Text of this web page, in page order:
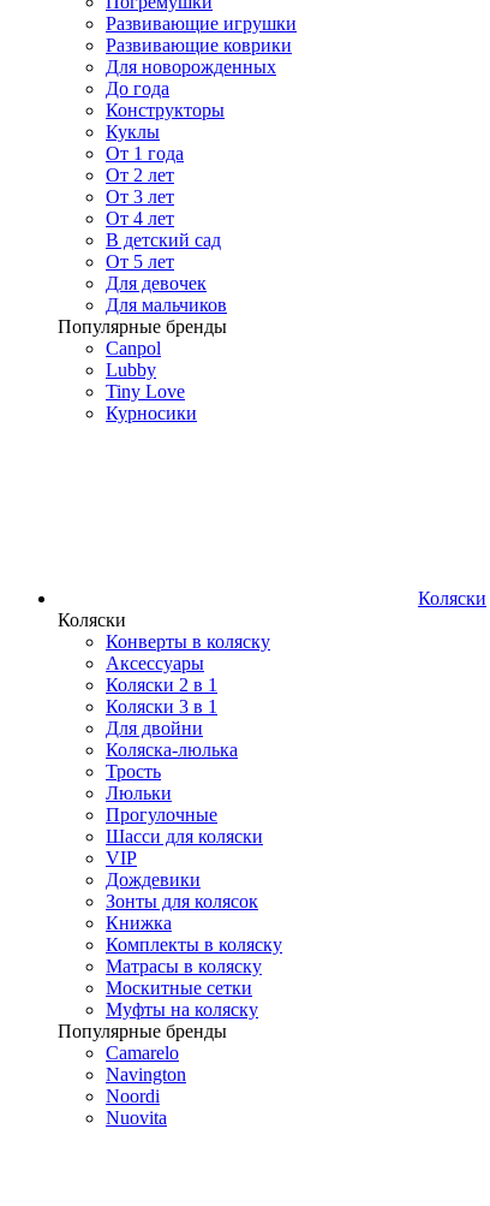
Развивающие игрушки
Развивающие коврики
Для новорожденных
До года
Конструкторы
Куклы
От 1 года
От 2 лет
От 3 лет
От 4 лет
В детский сад
От 5 лет
Для девочек
Для мальчиков
Популярные бренды
Canpol
Lubby
Tiny Love
Курносики
Коляски
Коляски
Конверты в коляску
Аксессуары
Коляски 2 в 1
Коляски 3 в 1
Для двойни
Коляска-люлька
Трость
Люльки
Прогулочные
Шасси для коляски
VIP
Дождевики
Зонты для колясок
Книжка
Комплекты в коляску
Матрасы в коляску
Москитные сетки
Муфты на коляску
Популярные бренды
Camarelo
Navington
Noordi
Nuovita